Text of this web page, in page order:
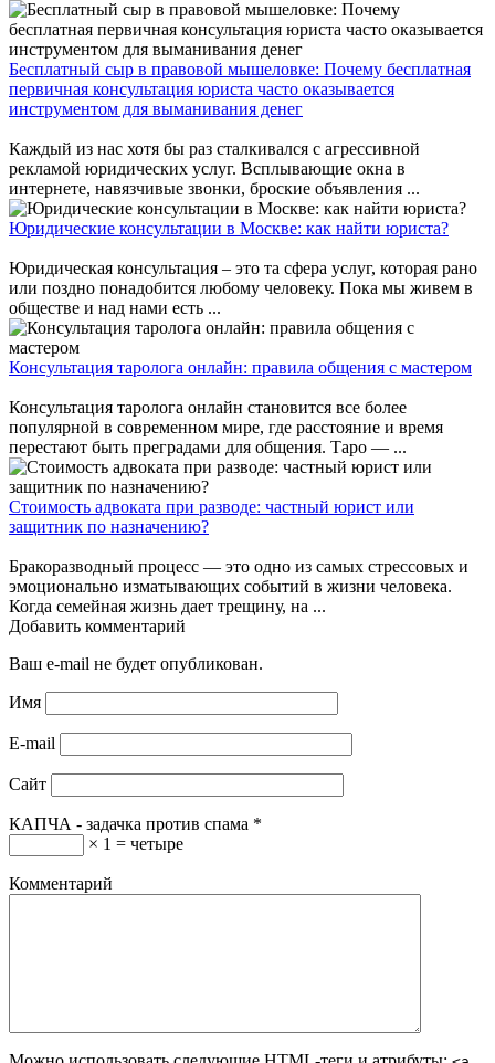
Бесплатный сыр в правовой мышеловке: Почему бесплатная
первичная консультация юриста часто оказывается
инструментом для выманивания денег
Каждый из нас хотя бы раз сталкивался с агрессивной
рекламой юридических услуг. Всплывающие окна в
интернете, навязчивые звонки, броские объявления ...
Юридические консультации в Москве: как найти юриста?
Юридическая консультация – это та сфера услуг, которая рано
или поздно понадобится любому человеку. Пока мы живем в
обществе и над нами есть ...
Консультация таролога онлайн: правила общения с мастером
Консультация таролога онлайн становится все более
популярной в современном мире, где расстояние и время
перестают быть преградами для общения. Таро — ...
Стоимость адвоката при разводе: частный юрист или
защитник по назначению?
Бракоразводный процесс — это одно из самых стрессовых и
эмоционально изматывающих событий в жизни человека.
Когда семейная жизнь дает трещину, на ...
Добавить комментарий
Ваш e-mail не будет опубликован.
Имя
E-mail
Сайт
КАПЧА - задачка против спама *
× 1 = четыре
Комментарий